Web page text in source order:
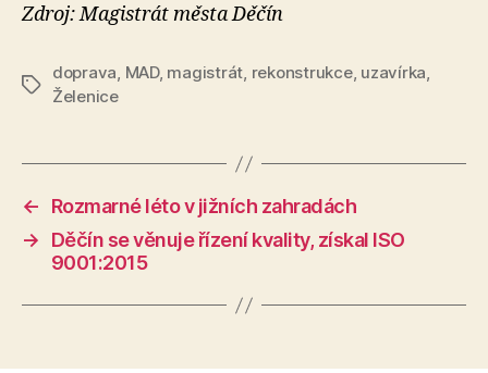
Zdroj: Magistrát města Děčín
Štítky
doprava, MAD, magistrát, rekonstrukce, uzavírka,
Želenice
←
Rozmarné léto v jižních zahradách
→
Děčín se věnuje řízení kvality, získal ISO
9001:2015